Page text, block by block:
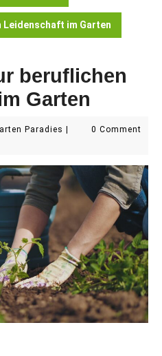
Leidenschaft im Garten
beruflichen
Garten
Paradies Garten 0 Comment